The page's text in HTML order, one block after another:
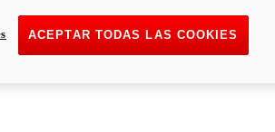
ACEPTAR TODAS LAS COOKIES